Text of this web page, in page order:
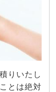
りいたし
とは絶対